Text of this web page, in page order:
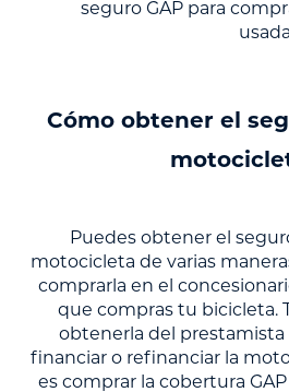
seguro GAP para
Cómo obtener el
Puedes obtener el
motocicleta de varias
comprarla en el
que compras tu bicicleta.
obtenerla del prestamista
financiar o refinanciar la
es comprar la cobertura